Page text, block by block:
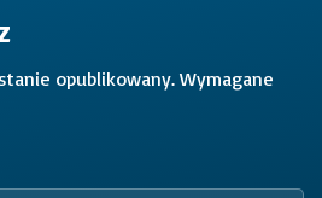
opublikowany. Wymagane